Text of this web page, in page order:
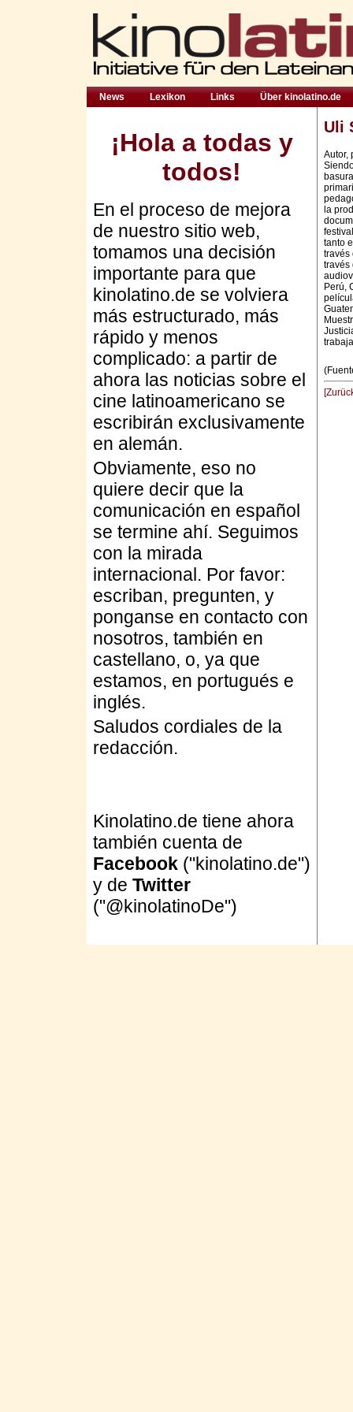
News Lexikon Links Über kinolatino.de
¡Hola a todas y
todos!
En el proceso de mejora
de nuestro sitio web,
tomamos una decisión
importante para que
kinolatino.de se volviera
más estructurado, más
rápido y menos
complicado: a partir de
ahora las noticias sobre el
cine latinoamericano se
escribirán exclusivamente
en alemán.
Obviamente, eso no
quiere decir que la
comunicación en español
se termine ahí. Seguimos
con la mirada
internacional. Por favor:
escriban, pregunten, y
ponganse en contacto con
nosotros, también en
castellano, o, ya que
estamos, en portugués e
inglés.
Saludos cordiales de la
redacción.
Kinolatino.de tiene ahora
también cuenta de
Facebook ("kinolatino.de")
y de Twitter
("@kinolatinoDe")
Uli
Autor,
la
tanto
través
través
Perú,